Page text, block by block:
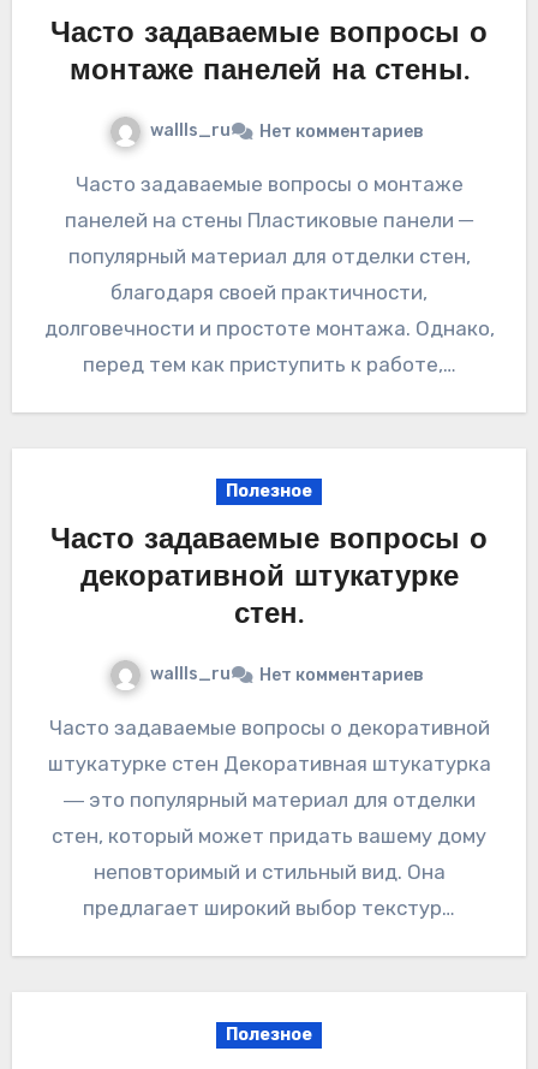
Часто задаваемые вопросы о
монтаже панелей на стены.
wallls_ru Нет комментариев
Часто задаваемые вопросы о монтаже
панелей на стены Пластиковые панели ─
популярный материал для отделки стен,
благодаря своей практичности,
долговечности и простоте монтажа. Однако,
перед тем как приступить к работе,…
Полезное
Часто задаваемые вопросы о
декоративной штукатурке
стен.
wallls_ru Нет комментариев
Часто задаваемые вопросы о декоративной
штукатурке стен Декоративная штукатурка
― это популярный материал для отделки
стен‚ который может придать вашему дому
неповторимый и стильный вид. Она
предлагает широкий выбор текстур…
Полезное